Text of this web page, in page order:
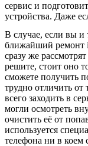
сервис и
устройства. Даже
В случае, если вы и
ближайший ремонт
сразу же
решите, стоит оно
сможете получить
трудно отличить
всего заходить в
могли осмотреть
очистить её от
используется
телефона ни в коем